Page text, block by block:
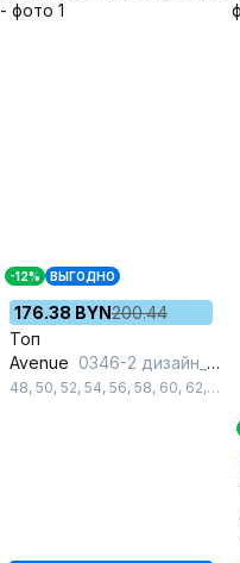
-12% ВЫГОДНО
176.38 BYN200.44
Топ
Avenue 0346-2 дизайн_цветы_абстракция
48, 50, 52, 54, 56, 58, 60, 62, 64